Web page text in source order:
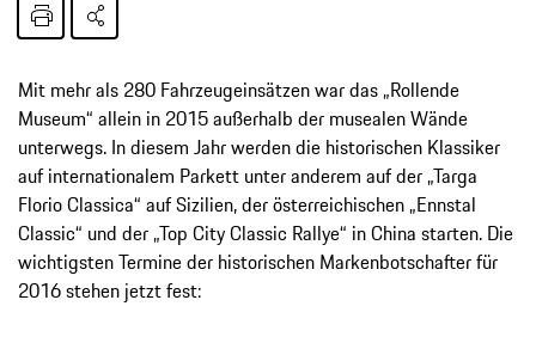
Mit mehr als 280 Fahrzeugeinsätzen war das „Rollende
Museum“ allein in 2015 außerhalb der musealen Wände
unterwegs. In diesem Jahr werden die historischen Klassiker
auf internationalem Parkett unter anderem auf der „Targa
Florio Classica“ auf Sizilien, der österreichischen „Ennstal
Classic“ und der „Top City Classic Rallye“ in China starten. Die
wichtigsten Termine der historischen Markenbotschafter für
2016 stehen jetzt fest: